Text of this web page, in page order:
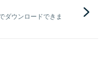
ダウンロードできま